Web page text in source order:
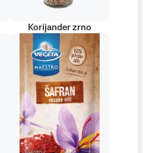
Korijander zrno